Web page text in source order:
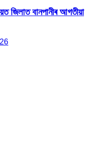
জিলাত বানপানীৰ আগতীয়া